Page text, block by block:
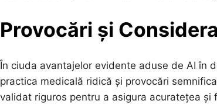
Provocări și
În ciuda avantajelor evidente aduse de AI în
practica medicală ridică și provocări
validat riguros pentru a asigura acuratețea